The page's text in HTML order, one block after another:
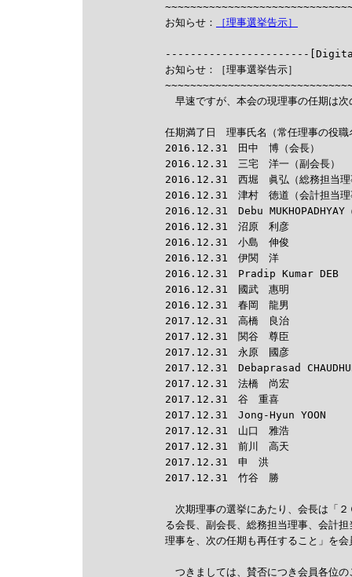
お知らせ：
［理事選挙告示］
-----------------------
お知らせ：［理事選挙告示］
早速ですが、本会の現理事の任期は次
任期満了日　理事氏名（常任理事の役職
2016.12.31　田中　博（会長）
2016.12.31　三宅　洋一（副会長）
2016.12.31　西堀　眞弘（総務担当理
2016.12.31　津村　徳道（会計担当理
2016.12.31　Debu MUKHOPADHYAY
2016.12.31　沼原　利彦
2016.12.31　小島　伸俊
2016.12.31　伊関　洋
2016.12.31　Pradip Kumar DEB
2016.12.31　國武　惠明
2016.12.31　春岡　龍男
2017.12.31　高橋　良治
2017.12.31　関谷　尊臣
2017.12.31　永原　國彦
2017.12.31　Debaprasad
2017.12.31　法橋　尚宏
2017.12.31　谷　重喜
2017.12.31　Jong-Hyun YOON
2017.12.31　山口　雅浩
2017.12.31　前川　高天
2017.12.31　申　洪
2017.12.31　竹谷　勝
次期理事の選挙にあたり、会長は「
る会長、副会長、総務担当理事、会計
理事を、次の任期も再任すること」を
つきましては、賛否につき会員各位